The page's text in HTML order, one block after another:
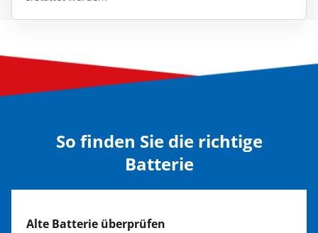
So finden Sie die richtige
Batterie
Alte Batterie überprüfen